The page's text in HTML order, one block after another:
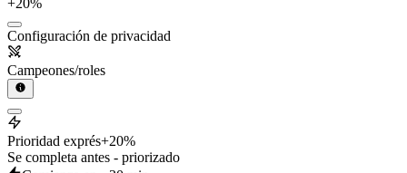
+20%
Configuración de privacidad
Campeones/roles
Prioridad exprés+20%
Se completa antes - priorizado